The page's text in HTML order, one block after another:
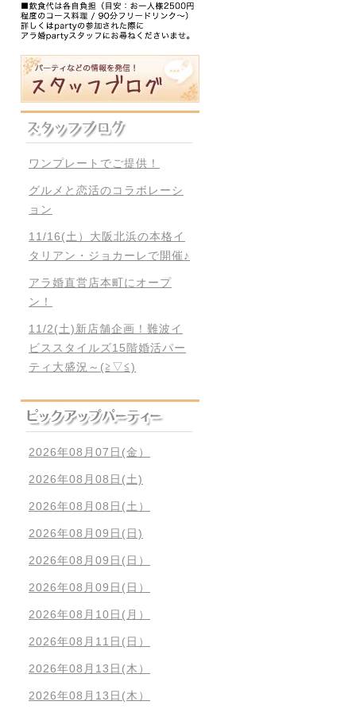
ワンプレートでご提供！
グルメと恋活のコラボレーシ
ョン
11/16(土）大阪北浜の本格イ
タリアン・ジョカーレで開催♪
アラ婚直営店本町にオープ
ン！
11/2(土)新店舗企画！難波イ
ビススタイルズ15階婚活パー
ティ大盛況～(≧▽≦)
2026年08月07日(金）
2026年08月08日(土)
2026年08月08日(土）
2026年08月09日(日)
2026年08月09日(日）
2026年08月09日(日）
2026年08月10日(月）
2026年08月11日(日）
2026年08月13日(木）
2026年08月13日(木）